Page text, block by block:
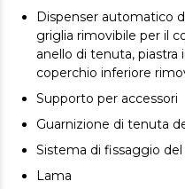
il tuo Mambo.
Ricette su richiesta.
ingredienti che hai in
ricette che puoi
spesa.
Lista della spesa.
ricette preferite e
bisogno alla tua lista.
Accessori professionali.
Dispenser automatico
griglia rimovibile per il
anello di tenuta, piastra
coperchio inferiore
Supporto per accessori
Guarnizione di tenuta
Sistema di fissaggio
Lama